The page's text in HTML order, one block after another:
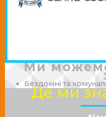
Ми
Бездомні та
Де ми